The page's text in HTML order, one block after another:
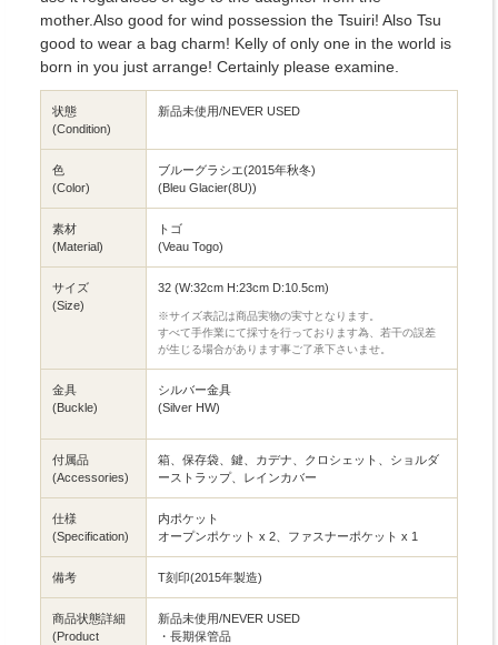
mother.Also good for wind possession the Tsuiri! Also Tsu
good to wear a bag charm! Kelly of only one in the world is
born in you just arrange! Certainly please examine.
状態
(Condition)
新品未使用/NEVER USED
色
(Color)
ブルーグラシエ(2015年秋冬)
(Bleu Glacier(8U))
素材
(Material)
トゴ
(Veau Togo)
サイズ
(Size)
32 (W:32cm H:23cm D:10.5cm)
※サイズ表記は商品実物の実寸となります。
すべて手作業にて採寸を行っております為、若干の誤差
が生じる場合があります事ご了承下さいませ。
金具
(Buckle)
シルバー金具
(Silver HW)
付属品
(Accessories)
箱、保存袋、鍵、カデナ、クロシェット、ショルダ
ーストラップ、レインカバー
仕様
(Specification)
内ポケット
オープンポケット x 2、ファスナーポケット x 1
備考 T刻印(2015年製造)
商品状態詳細
(Product
新品未使用/NEVER USED
・長期保管品